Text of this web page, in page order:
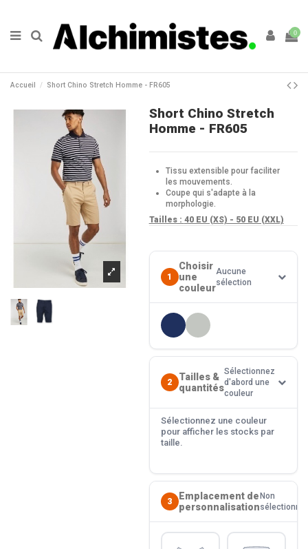
0
Accueil Short Chino Stretch Homme - FR605
Short Chino Stretch
Homme - FR605
Tissu extensible pour faciliter
les mouvements.
Coupe qui s'adapte à la
morphologie.
Tailles : 40 EU (XS) - 50 EU (XXL)
1
Choisir
une
couleur
Aucune
sélection
2
Tailles &
quantités
Sélectionnez
d'abord une
couleur
Sélectionnez une couleur
pour afficher les stocks par
taille.
3
Emplacement de
personnalisation
Non
sélectionné